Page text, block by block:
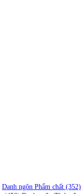
Danh ngôn Phẩm chất (352)